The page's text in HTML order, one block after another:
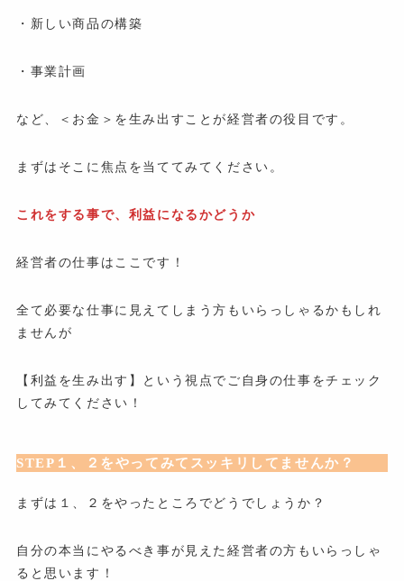
・新しい商品の構築
・事業計画
など、＜お金＞を生み出すことが経営者の役目です。
まずはそこに焦点を当ててみてください。
これをする事で、利益になるかどうか
経営者の仕事はここです！
全て必要な仕事に見えてしまう方もいらっしゃるかもしれ
ませんが
【利益を生み出す】という視点でご自身の仕事をチェック
してみてください！
STEP１、２をやってみてスッキリしてませんか？
まずは１、２をやったところでどうでしょうか？
自分の本当にやるべき事が見えた経営者の方もいらっしゃ
ると思います！